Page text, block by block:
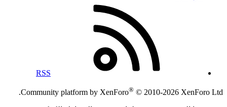
RSS
Community platform by XenForo® © 2010-2026 XenForo Ltd.